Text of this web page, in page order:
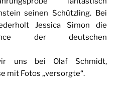
seinen Schützling. Bei
Jessica Simon die
der deutschen
uns bei Olaf Schmidt,
mit Fotos „versorgte“.